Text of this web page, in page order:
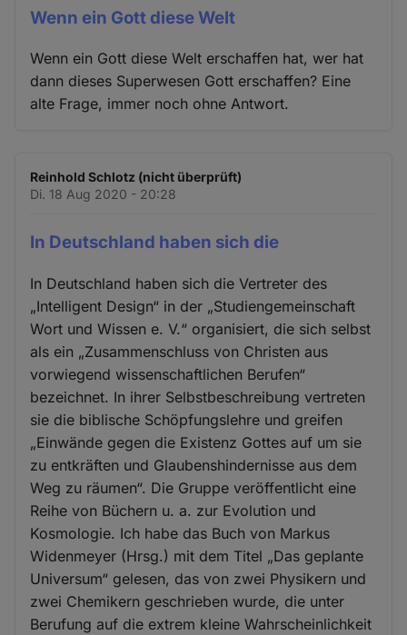
Wenn ein Gott diese Welt
Wenn ein Gott diese Welt erschaffen hat, wer hat
dann dieses Superwesen Gott erschaffen? Eine
alte Frage, immer noch ohne Antwort.
Reinhold Schlotz (nicht überprüft)
Di. 18 Aug 2020 - 20:28
In Deutschland haben sich die
In Deutschland haben sich die Vertreter des
„Intelligent Design“ in der „Studiengemeinschaft
Wort und Wissen e. V.“ organisiert, die sich selbst
als ein „Zusammenschluss von Christen aus
vorwiegend wissenschaftlichen Berufen“
bezeichnet. In ihrer Selbstbeschreibung vertreten
sie die biblische Schöpfungslehre und greifen
„Einwände gegen die Existenz Gottes auf um sie
zu entkräften und Glaubenshindernisse aus dem
Weg zu räumen“. Die Gruppe veröffentlicht eine
Reihe von Büchern u. a. zur Evolution und
Kosmologie. Ich habe das Buch von Markus
Widenmeyer (Hrsg.) mit dem Titel „Das geplante
Universum“ gelesen, das von zwei Physikern und
zwei Chemikern geschrieben wurde, die unter
Berufung auf die extrem kleine Wahrscheinlichkeit